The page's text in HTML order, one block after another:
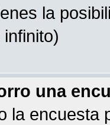
la
una
la encuesta